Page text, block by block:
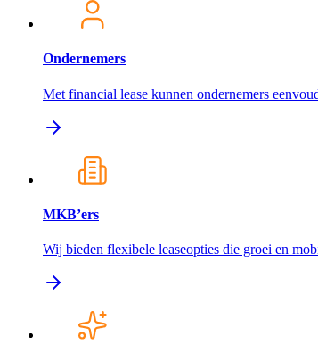
Ondernemers
Met financial lease kunnen ondernemers
MKB’ers
Wij bieden flexibele leaseopties die groei en